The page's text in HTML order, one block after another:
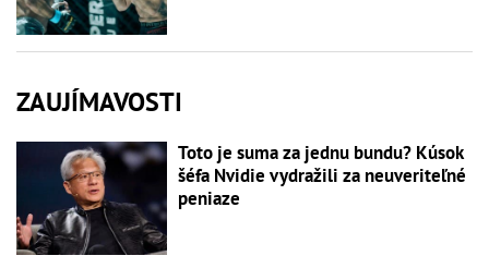
ZAUJÍMAVOSTI
Toto je suma za jednu bundu? Kúsok
šéfa Nvidie vydražili za neuveriteľné
peniaze